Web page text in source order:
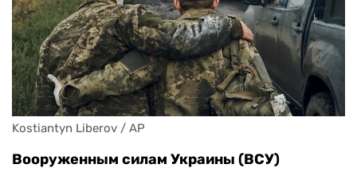
Kostiantyn Liberov / AP
Вооруженным силам Украины (ВСУ)